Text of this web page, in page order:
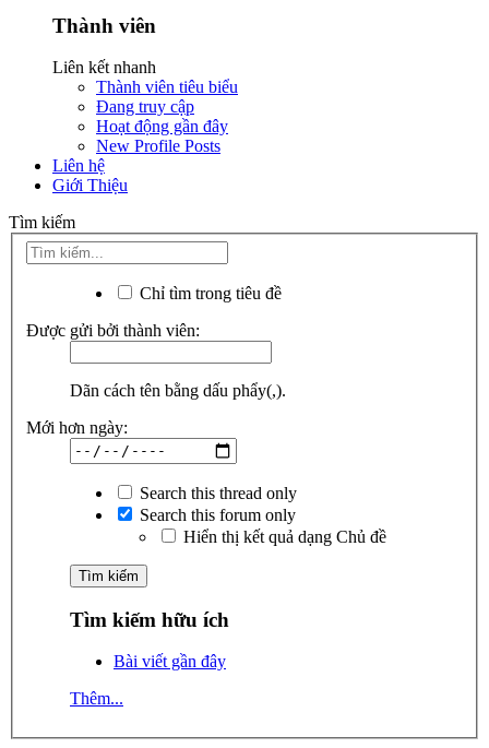
Thành viên
Liên kết nhanh
Thành viên tiêu biểu
Đang truy cập
Hoạt động gần đây
New Profile Posts
Liên hệ
Giới Thiệu
Tìm kiếm
Chỉ tìm trong tiêu đề
Được gửi bởi thành viên:
Dãn cách tên bằng dấu phẩy(,).
Mới hơn ngày:
Search this thread only
Search this forum only
Hiển thị kết quả dạng Chủ đề
Tìm kiếm hữu ích
Bài viết gần đây
Thêm...